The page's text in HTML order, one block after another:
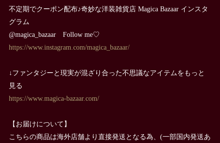
不定期でクーポン配布♪奇妙な洋装雑貨店 Magica Bazaar インスタ
グラム
@magica_bazaar Follow me♡
https://www.instagram.com/magica_bazaar/
↓ファンタジーと現実が混ざり合った不思議なアイテムをもっと
見る
https://www.magica-bazaar.com/
【お届けについて】
こちらの商品は海外店舗より直接発送となる為、(一部国内発送あ